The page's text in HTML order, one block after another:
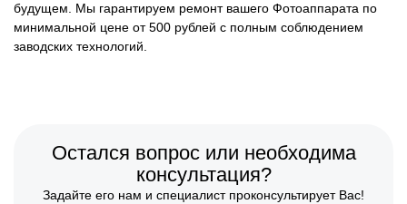
будущем. Мы гарантируем ремонт вашего Фотоаппарата по
минимальной цене от 500 рублей с полным соблюдением
заводских технологий.
Остался вопрос или необходима
консультация?
Задайте его нам и специалист проконсультирует Вас!